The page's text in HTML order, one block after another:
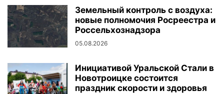
Земельный контроль с воздуха:
новые полномочия Росреестра и
Россельхознадзора
05.08.2026
Инициативой Уральской Стали в
Новотроицке состоится
праздник скорости и здоровья